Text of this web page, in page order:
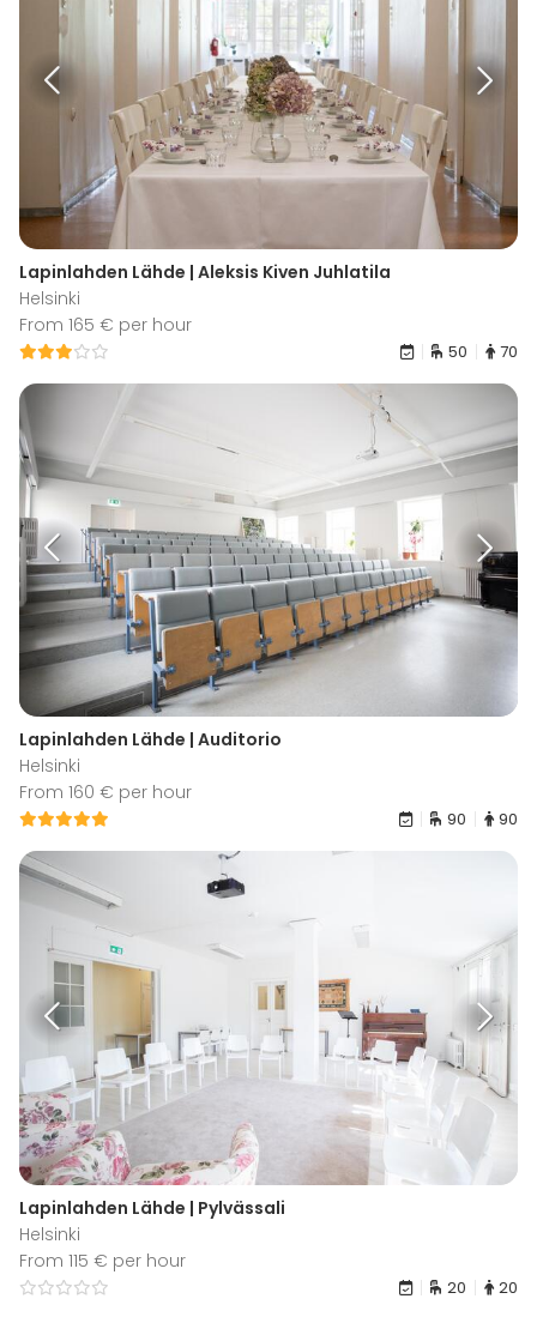
Lapinlahden Lähde | Aleksis Kiven Juhlatila
Helsinki
From 165 € per hour
50 70
Lapinlahden Lähde | Auditorio
Helsinki
From 160 € per hour
90 90
Lapinlahden Lähde | Pylvässali
Helsinki
From 115 € per hour
20 20